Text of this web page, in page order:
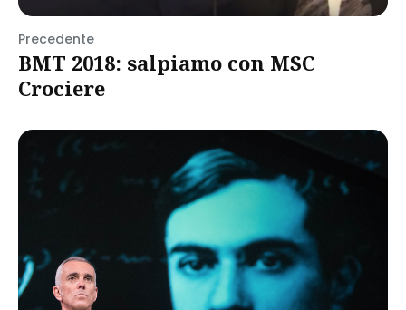
Precedente
BMT 2018: salpiamo con MSC
Crociere